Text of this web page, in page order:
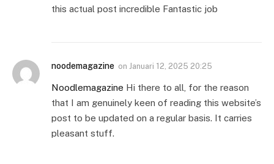
this actual post incredible Fantastic job
noodemagazine on Januari 12, 2025 20:25
Noodlemagazine Hi there to all, for the reason
that I am genuinely keen of reading this website’s
post to be updated on a regular basis. It carries
pleasant stuff.